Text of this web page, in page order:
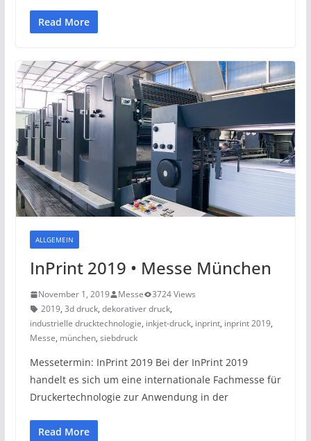
Read More
ALLGEMEIN
InPrint 2019 • Messe München
November 1, 2019 Messe
3724 Views
2019, 3d druck, dekorativer druck,
industrielle drucktechnologie, inkjet-druck, inprint, inprint 2019,
Messe, münchen, siebdruck
Messetermin: InPrint 2019 Bei der InPrint 2019
handelt es sich um eine internationale Fachmesse für
Druckertechnologie zur Anwendung in der
Read More